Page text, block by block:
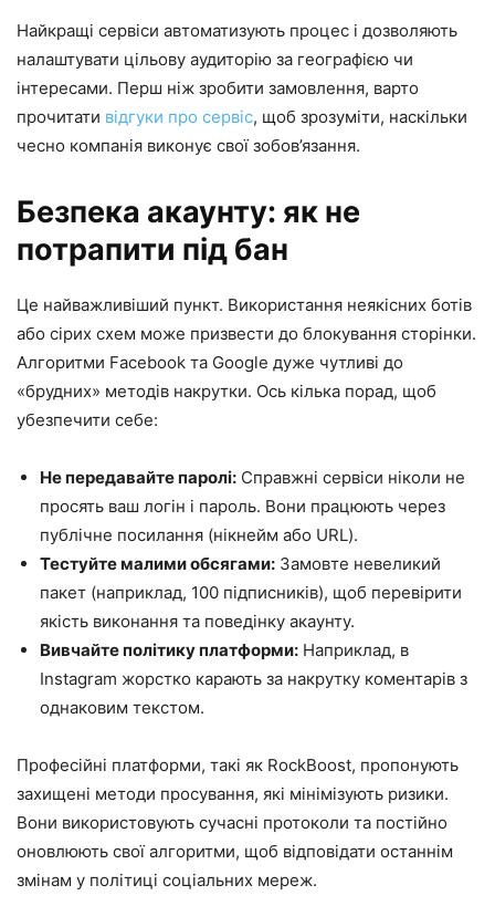
Найкращі сервіси автоматизують процес і дозволяють
налаштувати цільову аудиторію за географією чи
інтересами. Перш ніж зробити замовлення, варто
прочитати відгуки про сервіс, щоб зрозуміти, наскільки
чесно компанія виконує свої зобов’язання.
Безпека акаунту: як не
потрапити під бан
Це найважливіший пункт. Використання неякісних ботів
або сірих схем може призвести до блокування сторінки.
Алгоритми Facebook та Google дуже чутливі до
«брудних» методів накрутки. Ось кілька порад, щоб
убезпечити себе:
Не передавайте паролі: Справжні сервіси ніколи не
просять ваш логін і пароль. Вони працюють через
публічне посилання (нікнейм або URL).
Тестуйте малими обсягами: Замовте невеликий
пакет (наприклад, 100 підписників), щоб перевірити
якість виконання та поведінку акаунту.
Вивчайте політику платформи: Наприклад, в
Instagram жорстко карають за накрутку коментарів з
однаковим текстом.
Професійні платформи, такі як RockBoost, пропонують
захищені методи просування, які мінімізують ризики.
Вони використовують сучасні протоколи та постійно
оновлюють свої алгоритми, щоб відповідати останнім
змінам у політиці соціальних мереж.